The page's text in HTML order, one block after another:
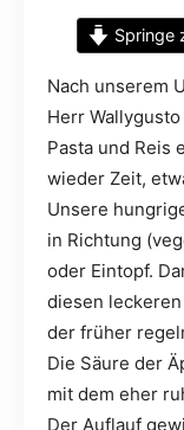
Springe
Nach unserem
Herr
Pasta und Reis
wieder Zeit,
Unsere
in Richtung
oder Eintopf.
diesen leckeren
der früher
Die Säure der
mit dem eher
Der Auflauf